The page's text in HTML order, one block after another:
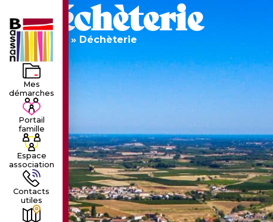
LE VILLAGE LA MUNICIPALITÉ
Mes
démarches
Portail
famille
Espace
association
Contacts
utiles
Déchèterie
Accueil » Déchèterie